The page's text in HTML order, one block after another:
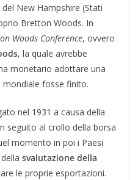
New Hampshire (Stati
Bretton Woods. In
Woods Conference, ovvero
, la quale avrebbe
monetario adottare una
fosse finito.
nel 1931 a causa della
seguito al crollo della borsa
momento in poi i Paesi
svalutazione della
le proprie esportazioni.